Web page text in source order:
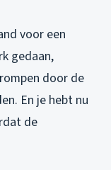
voor een
gedaan,
door de
En je hebt nu
de